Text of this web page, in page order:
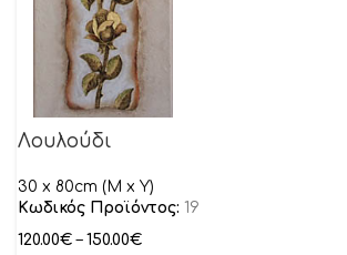
Λουλούδι
30 x 80cm (M x Y)
Κωδικός Προϊόντος: 19
120.00€ – 150.00€